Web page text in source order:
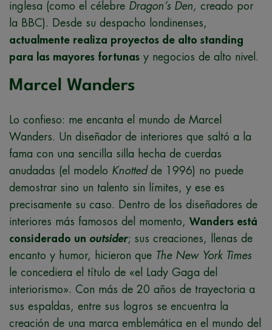
inglesa (como el célebre Dragon’s Den, creado por
la BBC). Desde su despacho londinenses,
actualmente realiza proyectos de alto standing
para las mayores fortunas y negocios de alto nivel.
Marcel Wanders
Lo confieso: me encanta el mundo de Marcel
Wanders. Un diseñador de interiores que saltó a la
fama con una sencilla silla hecha de cuerdas
anudadas (el modelo Knottedde 1996) no puede
demostrar sino un talento sin límites, y ese es
precisamente su caso. Dentro de los diseñadores de
interiores más famosos del momento, Wanders está
considerado un outsider; sus creaciones, llenas de
encanto y humor, hicieron que The New York Times
le concediera el título de «el Lady Gaga del
interiorismo». Con más de 20 años de trayectoria a
sus espaldas, entre sus logros se encuentra la
creación de una marca emblemática en el mundo del